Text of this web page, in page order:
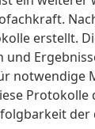
erstellt.
und
notwendige
Protokolle